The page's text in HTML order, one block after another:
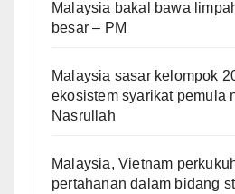
Malaysia bakal bawa
besar – PM
Malaysia sasar kelompok
ekosistem syarikat pemula
Nasrullah
Malaysia, Vietnam
pertahanan dalam bidang